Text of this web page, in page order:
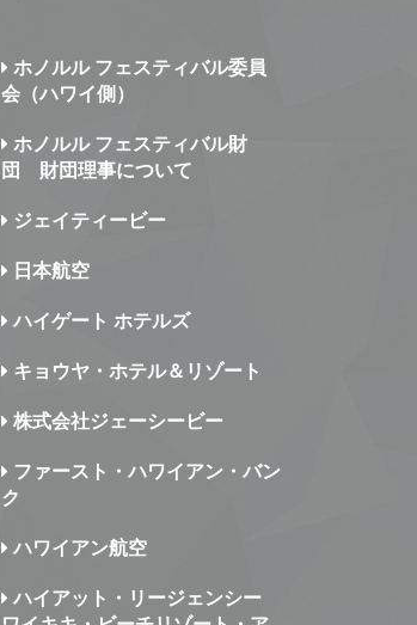
ホノルル フェスティバル委員
会（ハワイ側）
ホノルル フェスティバル財
団 財団理事について
ジェイティービー
日本航空
ハイゲート ホテルズ
キョウヤ・ホテル＆リゾート
株式会社ジェーシービー
ファースト・ハワイアン・バン
ク
ハワイアン航空
ハイアット・リージェンシー